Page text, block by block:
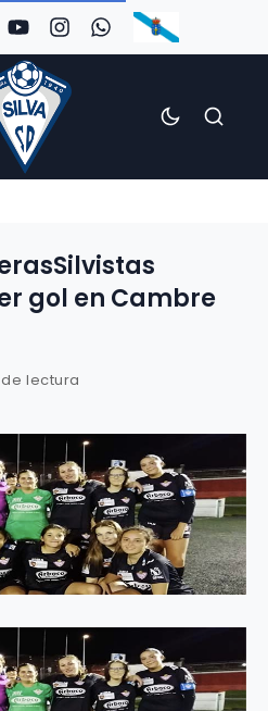
gol en Cambre
de lectura